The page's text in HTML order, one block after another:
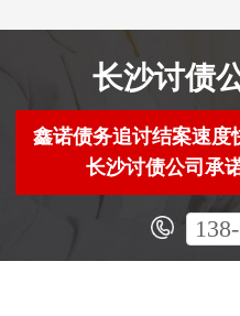
长沙讨债
鑫诺债务追讨结案速度
长沙讨债公司承